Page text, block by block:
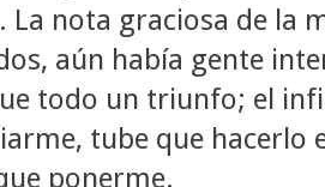
La nota graciosa de la
aún había gente
todo un triunfo; el
tube que hacerlo
ponerme.